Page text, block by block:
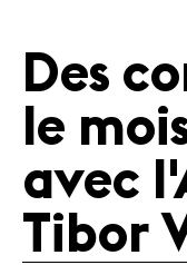
Concerts
Médiation
Revue de
presse
Des
le
avec
Tibor